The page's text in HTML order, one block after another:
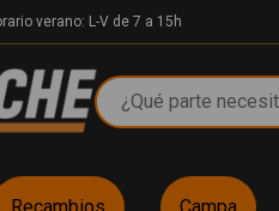
verano: L-V de 7 a 15h